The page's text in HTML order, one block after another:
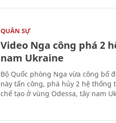
QUÂN SỰ
Video Nga công phá 2
nam Ukraine
Bộ Quốc phòng Nga vừa công bố
này tấn công, phá hủy 2 hệ
chế tạo ở vùng Odessa, tây nam